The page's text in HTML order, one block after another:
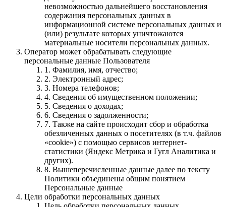
невозможностью дальнейшего восстановления
содержания персональных данных в
информационной системе персональных данных и
(или) результате которых уничтожаются
материальные носители персональных данных.
Оператор может обрабатывать следующие
персональные данные Пользователя
1. Фамилия, имя, отчество;
2. Электронный адрес;
3. Номера телефонов;
4. Сведения об имущественном положении;
5. Cведения о доходах;
6. Сведения о задолженности;
7. Также на сайте происходит сбор и обработка
обезличенных данных о посетителях (в т.ч. файлов
«cookie») с помощью сервисов интернет-
статистики (Яндекс Метрика и Гугл Аналитика и
других).
8. Вышеперечисленные данные далее по тексту
Политики объединены общим понятием
Персональные данные
Цели обработки персональных данных